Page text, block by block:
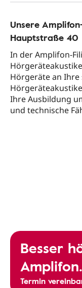
Unsere
Hauptstraße 40
In der Amplifon-
Hörgeräte an Ihre
Ihre Ausbildung
und technische
Besser
Amplifon.
Termin